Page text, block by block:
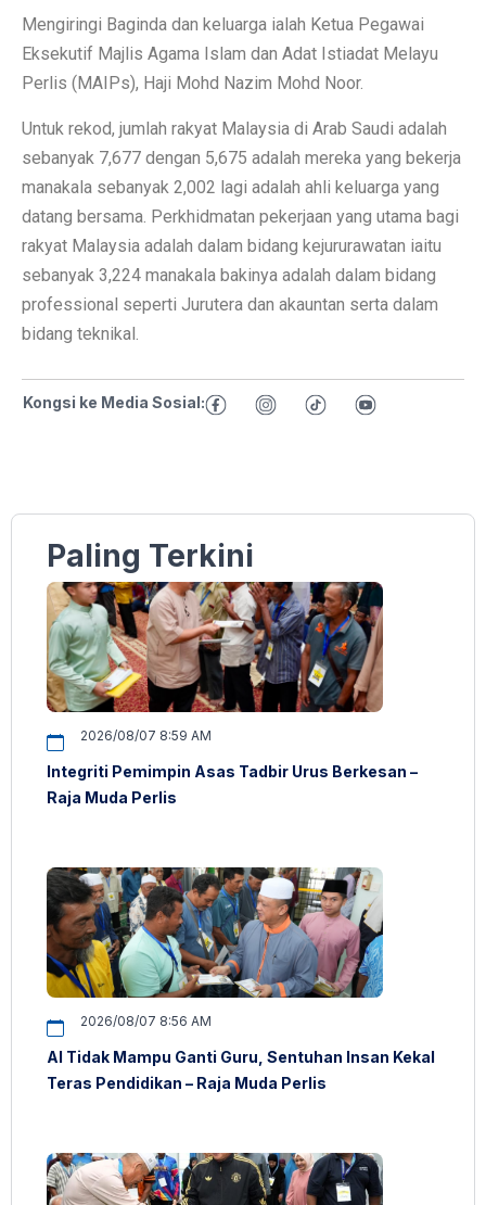
Mengiringi Baginda dan keluarga ialah Ketua Pegawai
Eksekutif Majlis Agama Islam dan Adat Istiadat Melayu
Perlis (MAIPs), Haji Mohd Nazim Mohd Noor.
Untuk rekod, jumlah rakyat Malaysia di Arab Saudi adalah
sebanyak 7,677 dengan 5,675 adalah mereka yang bekerja
manakala sebanyak 2,002 lagi adalah ahli keluarga yang
datang bersama. Perkhidmatan pekerjaan yang utama bagi
rakyat Malaysia adalah dalam bidang kejururawatan iaitu
sebanyak 3,224 manakala bakinya adalah dalam bidang
professional seperti Jurutera dan akauntan serta dalam
bidang teknikal.
Kongsi ke Media Sosial:
Paling Terkini
2026/08/07 8:59 AM
Integriti Pemimpin Asas Tadbir Urus Berkesan –
Raja Muda Perlis
2026/08/07 8:56 AM
AI Tidak Mampu Ganti Guru, Sentuhan Insan Kekal
Teras Pendidikan – Raja Muda Perlis